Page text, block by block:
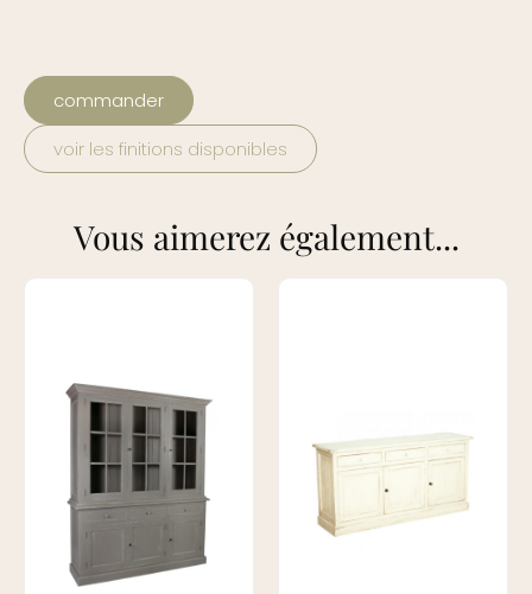
commander
voir les finitions disponibles
Vous aimerez également...